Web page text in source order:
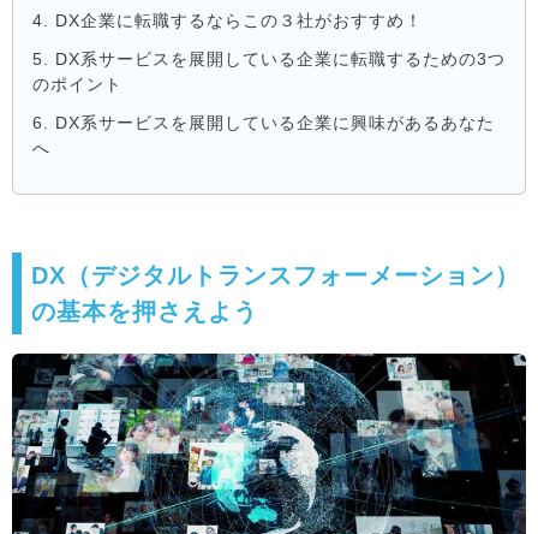
4. DX企業に転職するならこの３社がおすすめ！
5.
DX系サービスを展開している企業に転職するための3つ
のポイント
6.
DX系サービスを展開している企業に興味があるあなた
へ
DX（デジタルトランスフォーメーション）
の基本を押さえよう